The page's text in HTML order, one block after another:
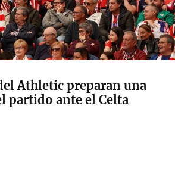
Athletic preparan una
partido ante el Celta